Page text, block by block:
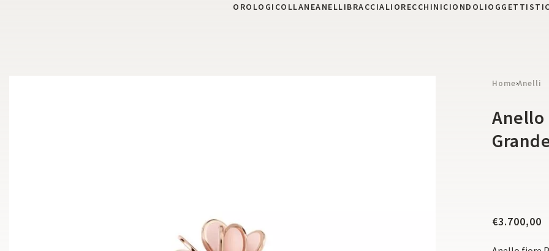
OROLOGI COLLANEANELLIBRACCIALI ORECCHINICIONDOLI
Home›Anelli
Anello
€3.700,00